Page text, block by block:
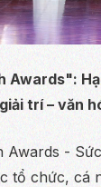
Awards":
trí – văn
Awards -
tổ chức, cá